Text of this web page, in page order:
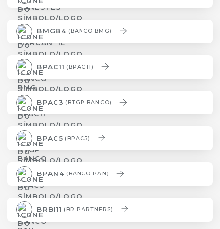
BMGB4 (BANCO BMG)
BPAC11 (BPAC11)
BPAC3 (BTGP BANCO)
BPAC5 (BPAC5)
BPAN4 (BANCO PAN)
BRBI11 (BR PARTNERS)